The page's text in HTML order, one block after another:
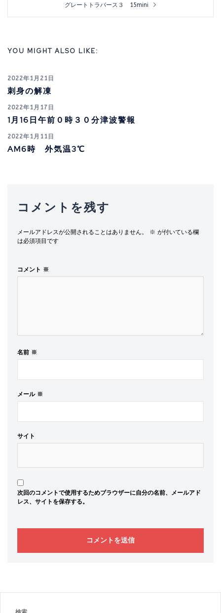
ー
ョ
ン
グレートトラバース３ 15mini
YOU MIGHT ALSO LIKE:
2022年1月21日
刺身の解凍
2022年1月17日
1月16日午前０時３０分津波警報
2022年1月11日
AM6時 外気温3℃
コメントを残す
メールアドレスが公開されることはありません。 ※ が付いている欄
は必須項目です
コメント ※
名前 ※
メール ※
サイト
次回のコメントで使用するためブラウザーに自分の名前、メールアド
レス、サイトを保存する。